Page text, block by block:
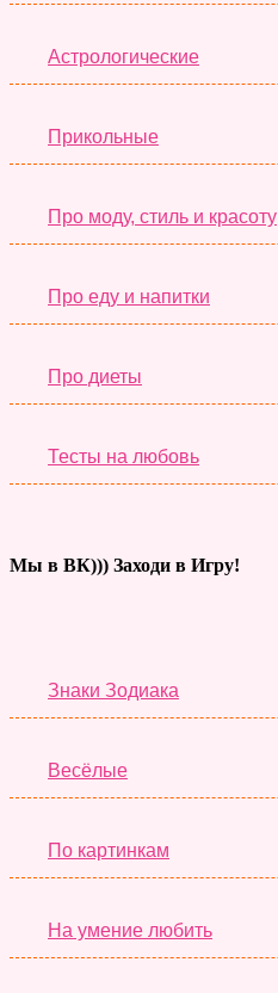
Астрологические
Прикольные
Про моду, стиль и красоту
Про еду и напитки
Про диеты
Тесты на любовь
Мы в ВК))) Заходи в Игру!
Знаки Зодиака
Весёлые
По картинкам
На умение любить